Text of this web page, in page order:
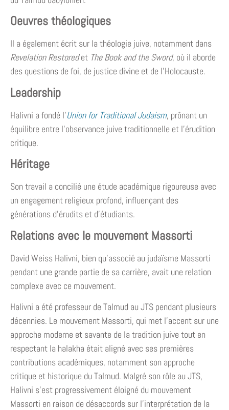
Oeuvres théologiques
Il a également écrit sur la théologie juive, notamment dans
Revelation Restoredet The Book and the Sword, où il aborde
des questions de foi, de justice divine et de l’Holocauste.
Leadership
Halivni a fondé l’Union for Traditional Judaism, prônant un
équilibre entre l’observance juive traditionnelle et l’érudition
critique.
Héritage
Son travail a concilié une étude académique rigoureuse avec
un engagement religieux profond, influençant des
générations d’érudits et d’étudiants.
Relations avec le mouvement Massorti
David Weiss Halivni, bien qu’associé au judaïsme Massorti
pendant une grande partie de sa carrière, avait une relation
complexe avec ce mouvement.
Halivni a été professeur de Talmud au JTS pendant plusieurs
décennies. Le mouvement Massorti, qui met l’accent sur une
approche moderne et savante de la tradition juive tout en
respectant la halakha était aligné avec ses premières
contributions académiques, notamment son approche
critique et historique du Talmud. Malgré son rôle au JTS,
Halivni s’est progressivement éloigné du mouvement
Massorti en raison de désaccords sur l’interprétation de la